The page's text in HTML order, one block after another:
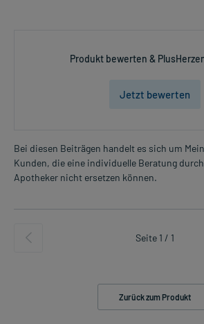
Produkt bewerten &
Jetzt bewerten
Bei diesen Beiträgen handelt es sich um
Kunden, die eine individuelle Beratung
Apotheker nicht ersetzen können.
Seite 1 / 1
Zurück zum Produkt